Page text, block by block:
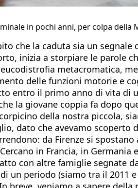
in pochi anni, per colpa della
che la caduta sia un
inizia a storpiare le parole
metacromatica,
delle funzioni motorie e
entro il primo anno di vita di
la giovane coppia fa dopo
della nostra piccola,
dato che avevamo
da Firenze si spostano
in Francia, in
con altre famiglie segnate
un periodo (siamo tra il 2011